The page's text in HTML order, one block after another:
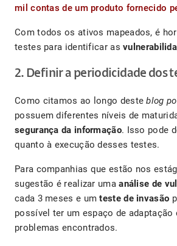
mil contas de um produto fornecido
Com todos os ativos mapeados, é
testes para identificar as
2. Definir a periodicidade dos
Como citamos ao longo desteblog
possuem diferentes níveis de
segurança da informação. Isso pode
quanto à execução desses testes.
Para companhias que estão nos
sugestão é realizar umaanálise de
cada 3 meses e um teste de invasão
possível ter um espaço de adaptação
problemas encontrados.